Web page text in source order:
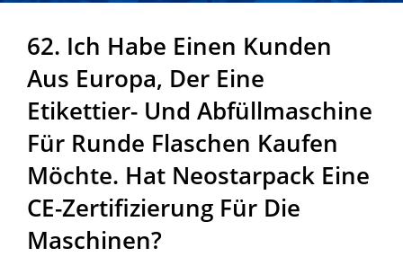
Eine CE-Zertifizierung Für
Die Maschinen? | In 50
Ländern Verkauft, Hersteller
Von Hochwertiger
Industrieller
Verpackungsausrüstung |
Neostarpack Co., Ltd.
62. Ich Habe Einen Kunden
Aus Europa, Der Eine
Etikettier- Und Abfüllmaschine
Für Runde Flaschen Kaufen
Möchte. Hat Neostarpack Eine
CE-Zertifizierung Für Die
Maschinen?